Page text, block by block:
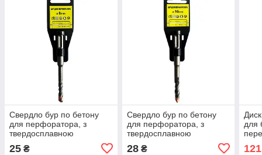
Свердло бур по бетону
для перфоратора, з
твердосплавною
переможною напайкою,
діаметр 8.0 мм L 110/50
25 ₴
Свердло бур по бетону
для перфоратора, з
твердосплавною
переможною напайкою,
діаметр 10.0 мм L 110/50
28₴
для